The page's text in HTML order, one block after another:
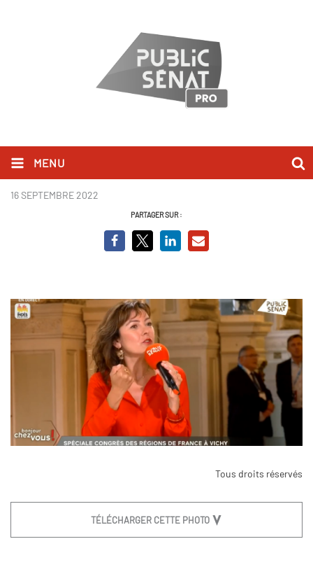
MENU
Carole Delga
16 SEPTEMBRE 2022
PARTAGER SUR :
Tous droits réservés
TÉLÉCHARGER CETTE PHOTO